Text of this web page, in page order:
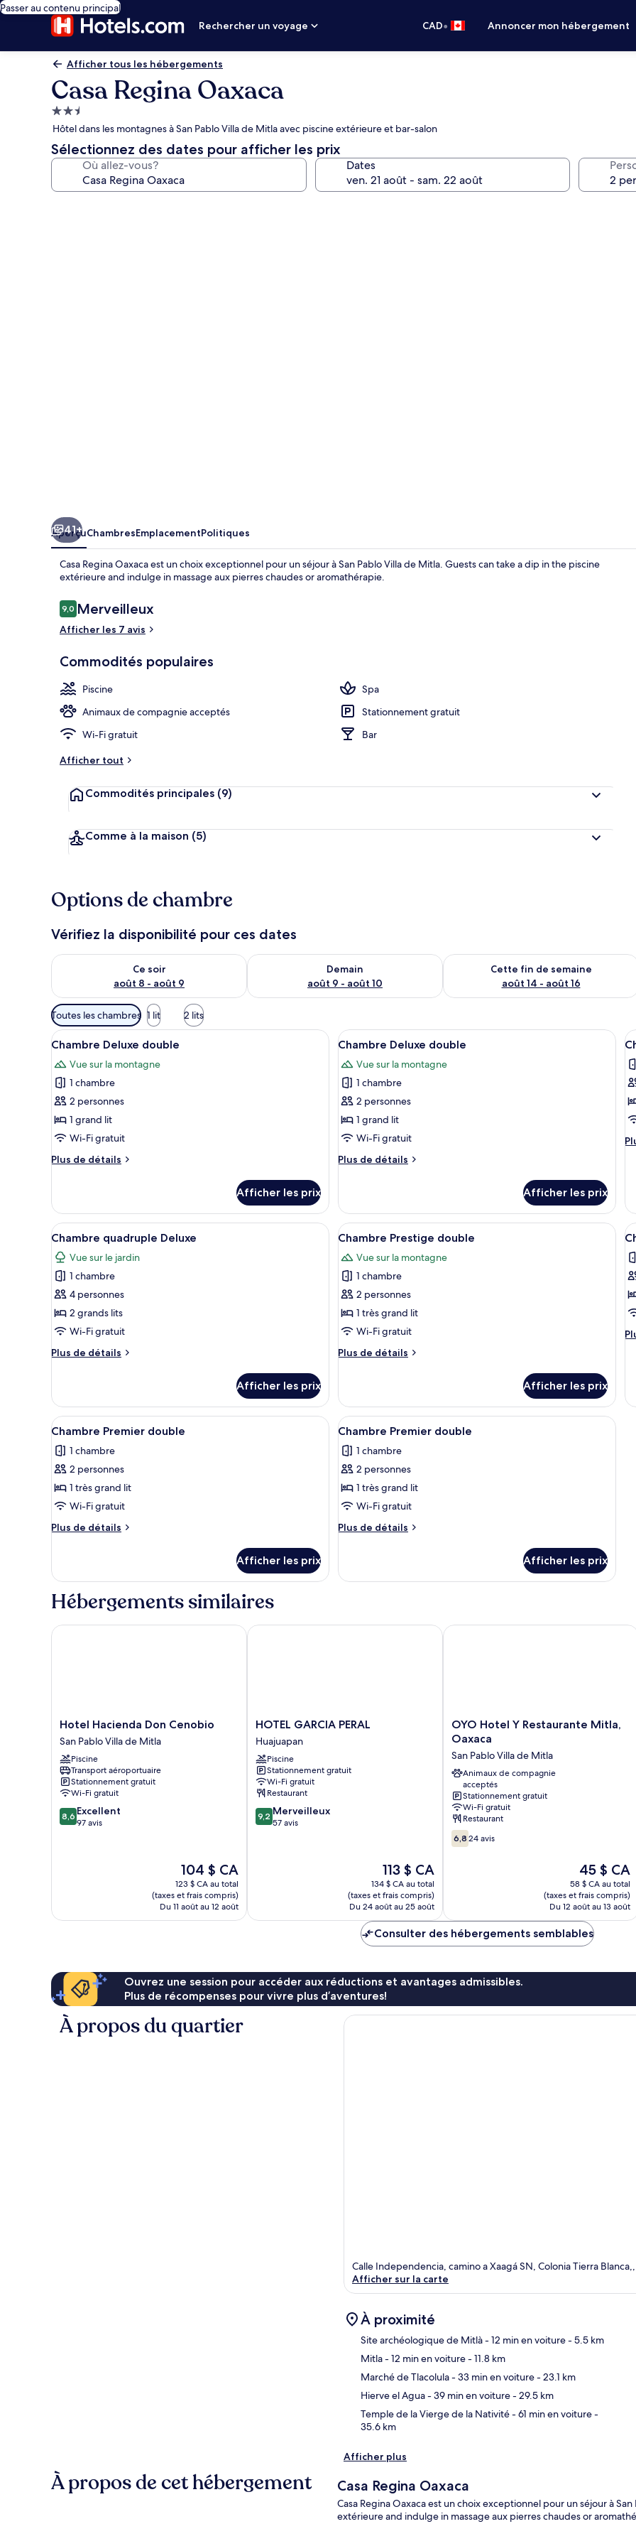
Passer au contenu principal
Rechercher un voyage
CAD• Annoncer mon hébergement
Afficher tous les hébergements
Casa Regina Oaxaca
Hébergement
2.5 étoiles
Hôtel dans les montagnes à San Pablo Villa de Mitla avec piscine extérieure et bar-salon
Sélectionnez des dates pour afficher les prix
Où allez-vous? Dates
41+
AperçuChambresEmplacementPolitiques
Casa Regina Oaxaca est un choix exceptionnel pour un séjour à San Pablo Villa de Mitla. Guests can take a dip in the piscine
extérieure and indulge in massage aux pierres chaudes or aromathérapie.
Avis
9,09,0 sur 10 –
Merveilleux
Afficher les 7 avis
Commodités populaires
Piscine
Spa
Animaux de compagnie acceptés
Stationnement gratuit
Wi-Fi gratuit
Bar
Afficher tout
Commodités principales (9)
Comme à la maison (5)
Options de chambre
Vérifiez la disponibilité pour ces dates
Ce soir
août 8 - août 9
Vérifier la disponibilité pour ce soir août 8 - août 9
Demain
août 9 - août 10
Vérifier la disponibilité pour demain août 9 - août 10
Cette fin de semaine
août 14 - août 16
Vérifier la disponibilité pour cette fin
Filtres
disponibles
pour
chambres
Toutes les chambres 1 lit 2 lits
Afficher
toutes
les
photos
pour
ce
type
chambre :
double
Articles de minibar gratuits, accès au Wi-Fi (inclus), literie fournie
7
Chambre Deluxe double
Vue sur la montagne
1 chambre
2 personnes
1 grand lit
Wi-Fi gratuit
Plus de détails
Plus
Chambre
Deluxe
double
Afficher les prix
Afficher
toutes
les
photos
pour
ce
type
chambre :
double
Articles de minibar gratuits, accès au
7
Chambre Deluxe double
Vue sur la montagne
1 chambre
2 personnes
1 grand lit
Wi-Fi gratuit
Plus de détails
Plus
Chambre
Deluxe
double
Afficher les prix
Afficher
toutes
les
photos
pour
ce
type
chambre :
Deluxe
Chambre quadruple Deluxe | Articles de minibar gratuits, accès au Wi-Fi (inclus), literie fournie
5
Chambre quadruple Deluxe
Vue sur le jardin
1 chambre
4 personnes
2 grands lits
Wi-Fi gratuit
Plus de détails
Plus
Chambre
quadruple
Deluxe
Afficher les prix
Afficher
toutes
les
photos
pour
ce
type
chambre :
double
Chambre Prestige double | Articles
11
Chambre Prestige double
Vue sur la montagne
1 chambre
2 personnes
1 très grand lit
Wi-Fi gratuit
Plus de détails
Plus
Chambre
Prestige
double
Afficher les prix
Afficher
toutes
les
photos
pour
ce
type
de
Chambre
Premier
double
Articles de minibar gratuits, accès au Wi-Fi (inclus), literie fournie
4
Chambre Premier double
1 chambre
2 personnes
1 très grand lit
Wi-Fi gratuit
Plus de détails
Plus
Chambre
Premier
double
Afficher les prix
Afficher
toutes
les
photos
pour
ce
type
de
Chambre
Premier
Articles de minibar gratuits, accès au
4
Chambre Premier double
1 chambre
2 personnes
1 très grand lit
Wi-Fi gratuit
Plus de détails
Plus
Chambre
Afficher les prix
Hébergements similaires
Hotel
Hacienda
Don
Cenobio
San
Pablo
Villa
de
Mitla
Hotel Hacienda Don Cenobio
San Pablo Villa de Mitla
Piscine
Transport aéroportuaire
Stationnement gratuit
Wi-Fi gratuit
8.6
sur
8,6 Excellent
97 avis
Le
prix
est
de
104 $ CA
104 $ CA
123 $ CA au total
(taxes et frais compris)
Du 11 août au 12 août
Hotel Hacienda Don Cenobio
HOTEL
GARCIA
PERAL
Huajuapan
HOTEL GARCIA PERAL
Huajuapan
Piscine
Stationnement gratuit
Wi-Fi gratuit
Restaurant
9.2
sur
9,2 Merveilleux
57 avis
Le
prix
est
de
113 $ CA
113 $ CA
134 $ CA au total
(taxes et frais compris)
Du 24 août au 25 août
HOTEL GARCIA PERAL
OYO
Hotel
Restaurante
Mitla,
Oaxaca
San
Pablo
Villa
de
Mitla
OYO Hotel Y Restaurante Mitla,
Oaxaca
San Pablo Villa de Mitla
Animaux de compagnie
acceptés
Stationnement gratuit
Wi-Fi gratuit
Restaurant
6.8
sur
6,8 24 avis
Le
prix
est
de
45 $ CA
45 $ CA
58 $ CA au total
(taxes et frais compris)
Du 12 août au 13 août
OYO Hotel Y Restaurante Mitla,
Consulter des hébergements semblables
Ouvrez une session pour accéder aux réductions et avantages admissibles.
Plus de récompenses pour vivre plus d’aventures!
À propos du quartier
Calle Independencia, camino a Xaagá SN, Colonia Tierra
Afficher sur la carte
À proximité
Site archéologique de Mitlà- 12 min en voiture- 5.5 km
Mitla- 12 min en voiture- 11.8 km
Marché de Tlacolula- 33 min en voiture- 23.1 km
Hierve el Agua- 39 min en voiture- 29.5 km
Temple de la Vierge de la Nativité- 61 min en voiture-
35.6 km
Afficher plus
À propos de cet hébergement Casa Regina Oaxaca
Casa Regina Oaxaca est un choix exceptionnel pour un séjour à
extérieure and indulge in massage aux pierres chaudes or